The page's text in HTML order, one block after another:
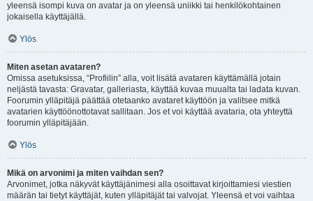
yleensä isompi kuva on avatar ja on yleensä uniikki tai henkilökohtainen
jokaisella käyttäjällä.
Ylös
Miten asetan avataren?
Omissa asetuksissa, “Profiilin” alla, voit lisätä avataren käyttämällä jotain
neljästä tavasta: Gravatar, galleriasta, käyttää kuvaa muualta tai ladata kuvan.
Foorumin ylläpitäjä päättää otetaanko avataret käyttöön ja valitsee mitkä
avatarien käyttöönottotavat sallitaan. Jos et voi käyttää avataria, ota yhteyttä
foorumin ylläpitäjään.
Ylös
Mikä on arvonimi ja miten vaihdan sen?
Arvonimet, jotka näkyvät käyttäjänimesi alla osoittavat kirjoittamiesi viestien
määrän tai tietyt käyttäjät, kuten ylläpitäjät tai valvojat. Yleensä et voi vaihtaa